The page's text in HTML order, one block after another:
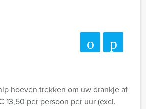
hoeven trekken om uw drankje af
13,50 per persoon per uur (excl.